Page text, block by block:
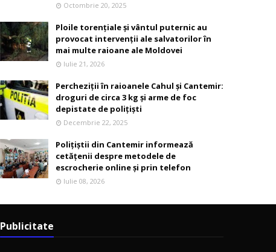
Octombrie 20, 2025
Ploile torențiale și vântul puternic au
provocat intervenții ale salvatorilor în
mai multe raioane ale Moldovei
Iulie 21, 2026
Percheziții în raioanele Cahul și Cantemir:
droguri de circa 3 kg și arme de foc
depistate de polițiști
Decembrie 22, 2025
Polițiștii din Cantemir informează
cetățenii despre metodele de
escrocherie online și prin telefon
Iulie 08, 2026
Publicitate